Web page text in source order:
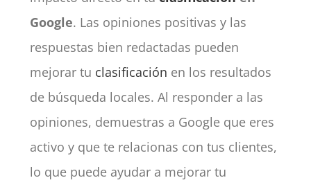
Google. Las opiniones positivas y las
respuestas bien redactadas pueden
mejorar tu clasificación en los resultados
de búsqueda locales. Al responder a las
opiniones, demuestras a Google que eres
activo y que te relacionas con tus clientes,
lo que puede ayudar a mejorar tu